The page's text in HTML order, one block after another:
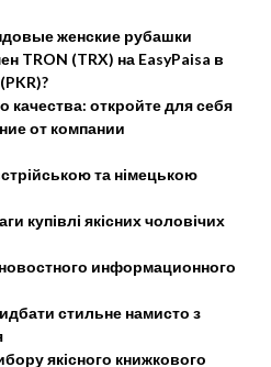
женские рубашки
TRON (TRX) на EasyPaisa в
качества: откройте для себя
от компании
та німецькою
купівлі якісних чоловічих
информационного
стильне намисто з
якісного книжкового